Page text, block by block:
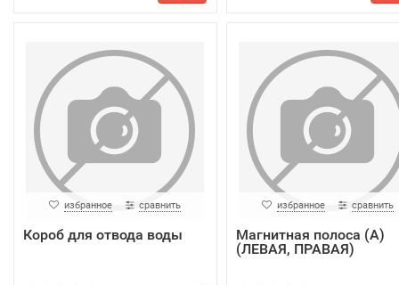
избранное сравнить
Короб для отвода воды
избранное сравнить
Магнитная полоса (А)
(ЛЕВАЯ, ПРАВАЯ)